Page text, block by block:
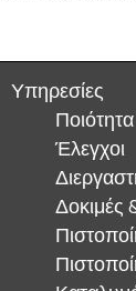
Υπηρεσίες
Ποιότητα
Έλεγχοι
Δοκιμές